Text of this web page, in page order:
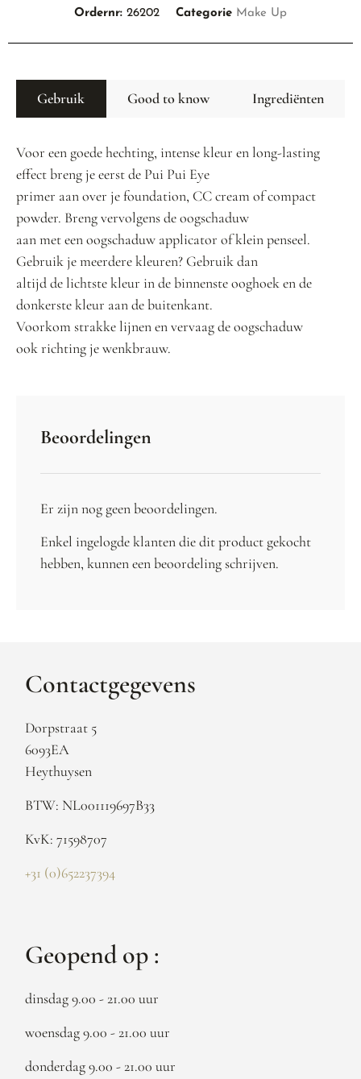
Ordernr: 26202 Categorie Make Up
Gebruik Good to know Ingrediënten
Voor een goede hechting, intense kleur en long-lasting
effect breng je eerst de Pui Pui Eye
primer aan over je foundation, CC cream of compact
powder. Breng vervolgens de oogschaduw
aan met een oogschaduw applicator of klein penseel.
Gebruik je meerdere kleuren? Gebruik dan
altijd de lichtste kleur in de binnenste ooghoek en de
donkerste kleur aan de buitenkant.
Voorkom strakke lijnen en vervaag de oogschaduw
ook richting je wenkbrauw.
Beoordelingen
Er zijn nog geen beoordelingen.
Enkel ingelogde klanten die dit product gekocht
hebben, kunnen een beoordeling schrijven.
Contactgegevens
Dorpstraat 5
6093EA
Heythuysen
BTW: NL001119697B33
KvK: 71598707
+31 (0)652237394
Geopend op :
dinsdag 9.00 - 21.00 uur
woensdag 9.00 - 21.00 uur
donderdag 9.00 - 21.00 uur